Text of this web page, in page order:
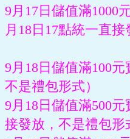
9月17日儲值滿1000
月18日 17點統一直
9月18日儲值滿100
不是禮包形式）
9月18日儲值滿500元
接發放，不是禮包形